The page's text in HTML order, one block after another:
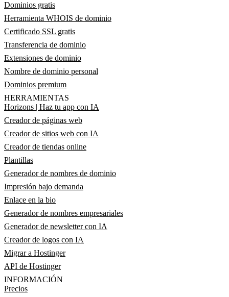
Dominios gratis
Herramienta WHOIS de dominio
Certificado SSL gratis
Transferencia de dominio
Extensiones de dominio
Nombre de dominio personal
Dominios premium
HERRAMIENTAS
Horizons | Haz tu app con IA
Creador de páginas web
Creador de sitios web con IA
Creador de tiendas online
Plantillas
Generador de nombres de dominio
Impresión bajo demanda
Enlace en la bio
Generador de nombres empresariales
Generador de newsletter con IA
Creador de logos con IA
Migrar a Hostinger
API de Hostinger
INFORMACIÓN
Precios